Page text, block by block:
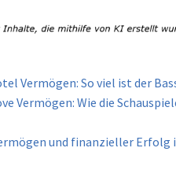
Vermögen: So viel ist der
Vermögen: Wie die
und finanzieller Erfolg